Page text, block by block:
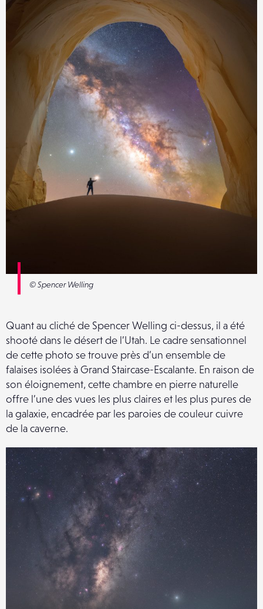
© Spencer Welling
Quant au cliché de Spencer Welling ci-dessus, il a été
shooté dans le désert de l’Utah. Le cadre sensationnel
de cette photo se trouve près d’un ensemble de
falaises isolées à Grand Staircase-Escalante. En raison de
son éloignement, cette chambre en pierre naturelle
offre l’une des vues les plus claires et les plus pures de
la galaxie, encadrée par les paroies de couleur cuivre
de la caverne.